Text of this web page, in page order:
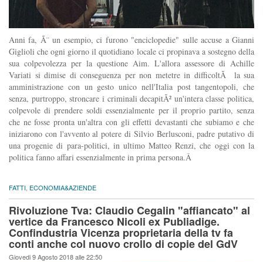
Anni fa, Ã¨ un esempio, ci furono "enciclopedie" sulle accuse a Gianni
Giglioli che ogni giorno il quotidiano locale ci propinava a sostegno della
sua colpevolezza per la questione Aim. L'allora assessore di Achille
Variati si dimise di conseguenza per non metetre in difficoltÃ la sua
amministrazione con un gesto unico nell'Italia post tangentopoli, che
senza, purtroppo, stroncare i criminali decapitÃ² un'intera classe politica,
colpevole di prendere soldi essenzialmente per il proprio partito, senza
che ne fosse pronta un'altra con gli effetti devastanti che subiamo e che
iniziarono con l'avvento al potere di Silvio Berlusconi, padre putativo di
una progenie di para-politici, in ultimo Matteo Renzi, che oggi con la
politica fanno affari essenzialmente in prima persona.Â
FATTI ECONOMIA&AZIENDE
Rivoluzione Tva: Claudio Cegalin "affiancato" al
vertice da Francesco Nicoli ex Publiadige.
Confindustria Vicenza proprietaria della tv fa
conti anche col nuovo crollo di copie del GdV
Giovedi 9 Agosto 2018 alle 22:50